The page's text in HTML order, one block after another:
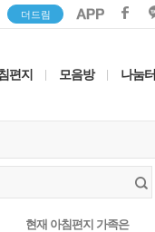
더드림
편지 모음방 나눔터
현재 아침편지 가족은